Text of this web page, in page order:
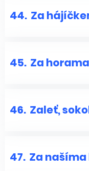
44. Za
45. Za
46. Zaleť,
47. Za